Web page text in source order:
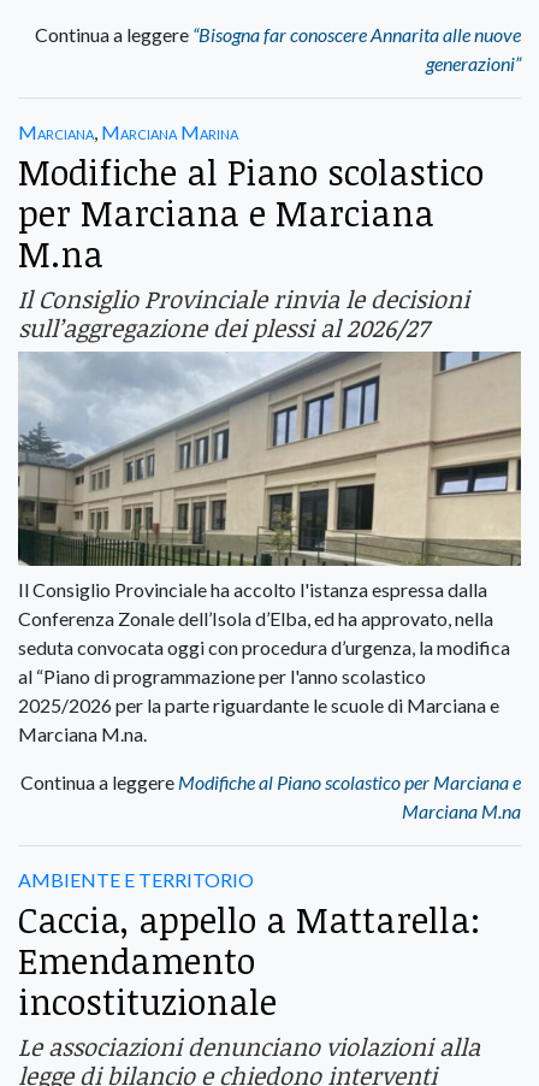
Continua a leggere “Bisogna far conoscere Annarita alle nuove
generazioni”
Marciana, Marciana Marina
Modifiche al Piano scolastico
per Marciana e Marciana
M.na
Il Consiglio Provinciale rinvia le decisioni
sull’aggregazione dei plessi al 2026/27
Il Consiglio Provinciale ha accolto l'istanza espressa dalla
Conferenza Zonale dell’Isola d’Elba, ed ha approvato, nella
seduta convocata oggi con procedura d’urgenza, la modifica
al “Piano di programmazione per l'anno scolastico
2025/2026 per la parte riguardante le scuole di Marciana e
Marciana M.na.
Continua a leggere Modifiche al Piano scolastico per Marciana e
Marciana M.na
AMBIENTE E TERRITORIO
Caccia, appello a Mattarella:
Emendamento
incostituzionale
Le associazioni denunciano violazioni alla
legge di bilancio e chiedono interventi